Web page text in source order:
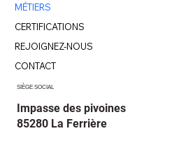
Stéphane
Mécanicien en confection
MÉTIERS
CERTIFICATIONS
REJOIGNEZ-NOUS
CONTACT
SIÈGE SOCIAL
Impasse des pivoines
85280 La Ferrière